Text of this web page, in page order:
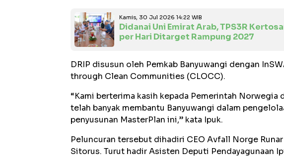
Kamis, 30 Jul 2026 14:22 WIB
Didanai Uni Emirat Arab, TPS3R
per Hari Ditarget Rampung 2027
DRIP disusun oleh Pemkab Banyuwangi dengan
through Clean Communities (CLOCC).
“Kami berterima kasih kepada Pemerintah Norwegia
telah banyak membantu Banyuwangi dalam
penyusunan MasterPlan ini,” kata Ipuk.
Peluncuran tersebut dihadiri CEO Avfall Norge
Sitorus. Turut hadir Asisten Deputi Pendayagunaan